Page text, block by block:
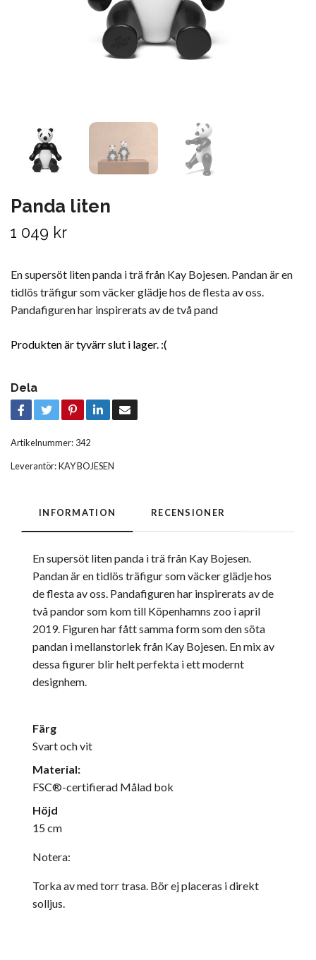
Panda liten
1 049 kr
En supersöt liten panda i trä från Kay Bojesen. Pandan är en
tidlös träfigur som väcker glädje hos de flesta av oss.
Pandafiguren har inspirerats av de två pand
Produkten är tyvärr slut i lager. :(
Dela
Artikelnummer: 342
Leverantör:KAY BOJESEN
INFORMATION RECENSIONER
En supersöt liten panda i trä från Kay Bojesen.
Pandan är en tidlös träfigur som väcker glädje hos
de flesta av oss. Pandafiguren har inspirerats av de
två pandor som kom till Köpenhamns zoo i april
2019. Figuren har fått samma form som den söta
pandan i mellanstorlek från Kay Bojesen. En mix av
dessa figurer blir helt perfekta i ett modernt
designhem.
Färg
Svart och vit
Material:
FSC®-certifierad Målad bok
Höjd
15 cm
Notera:
Torka av med torr trasa. Bör ej placeras i direkt
solljus.